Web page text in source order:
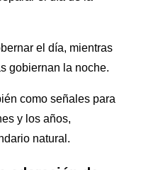
el día, mientras
gobiernan la noche.
como señales para
y los años,
natural.